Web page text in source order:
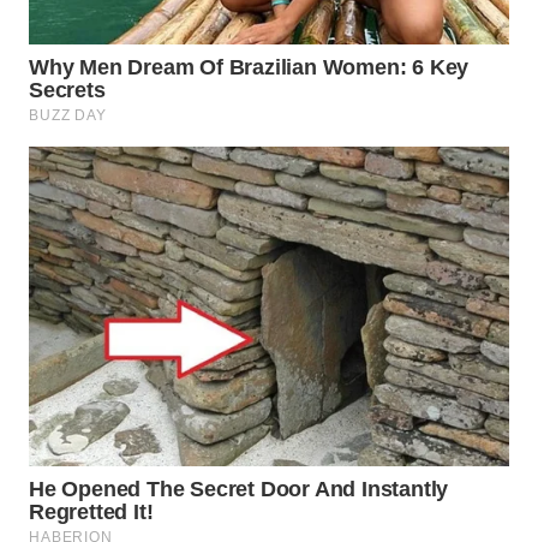
WN
PRIANGAN
TIMUR
SEMARANG
WN
SOLO
WN
BOROBUDUR
WN
MADURA
WN
SURABAYA